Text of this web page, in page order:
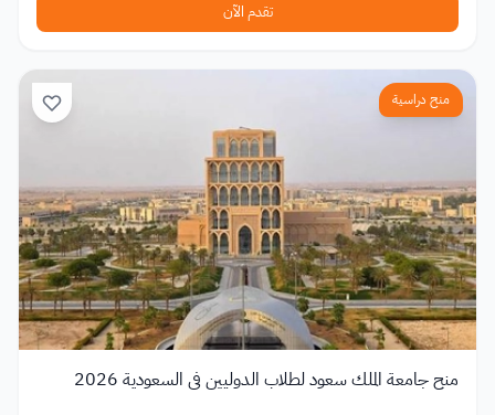
تقدم الآن
منح دراسية
منح جامعة الملك سعود لطلاب الدوليين في السعودية 2026